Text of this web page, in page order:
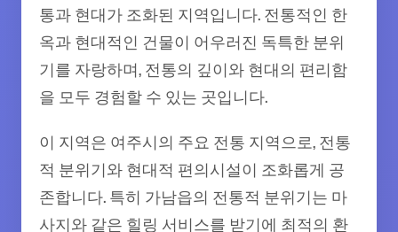
통과 현대가 조화된 지역입니다. 전통적인 한
옥과 현대적인 건물이 어우러진 독특한 분위
기를 자랑하며, 전통의 깊이와 현대의 편리함
을 모두 경험할 수 있는 곳입니다.
이 지역은 여주시의 주요 전통 지역으로, 전통
적 분위기와 현대적 편의시설이 조화롭게 공
존합니다. 특히 가남읍의 전통적 분위기는 마
사지와 같은 힐링 서비스를 받기에 최적의 환